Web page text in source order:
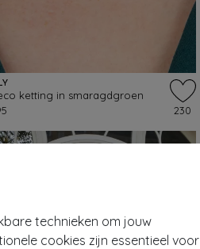
technieken om jouw
cookies zijn essentieel voor
ketting in smaragdgroen
230